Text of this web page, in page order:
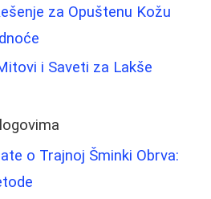
za Opuštenu Kožu
i Saveti za Lakše
o Trajnoj Šminki Obrva: